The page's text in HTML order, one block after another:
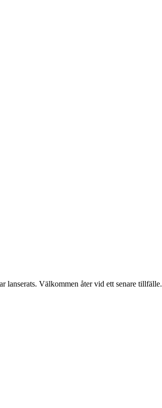
lanserats. Välkommen åter vid ett senare tillfälle.